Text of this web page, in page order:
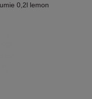
0,2l lemon